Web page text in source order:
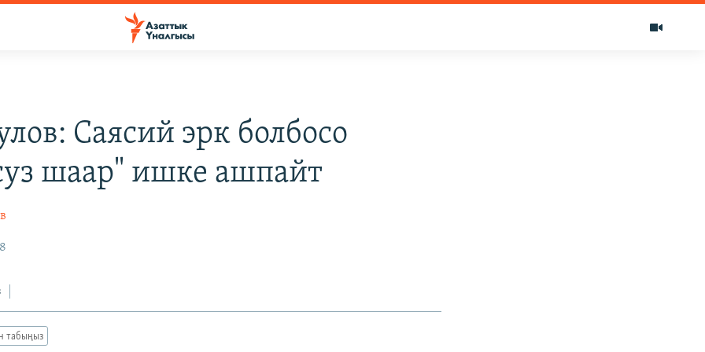
Саясий эрк болбосо
шаар" ишке ашпайт
табыңыз